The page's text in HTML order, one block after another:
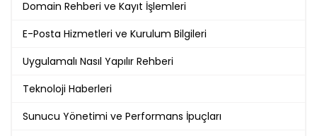
Domain Rehberi ve Kayıt İşlemleri
E-Posta Hizmetleri ve Kurulum Bilgileri
Uygulamalı Nasıl Yapılır Rehberi
Teknoloji Haberleri
Sunucu Yönetimi ve Performans İpuçları